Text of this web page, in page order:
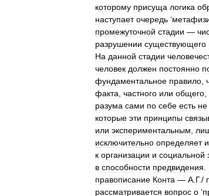
которому присуща логика
наступает очередь ‘
промежуточной стадии —
разрушении существующего
На данной стадии
человек должен постоянно
фундаментальное правило
факта частного или общего
разума сами по себе есть не
которые эти принципы
или экспериментальным
исключительно определяет
к организации и социальной
в способности предвидения
правописание Конта — А Г./
рассматривается вопрос о ‘